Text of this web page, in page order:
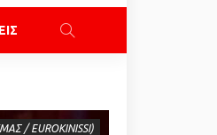
/ EUROKINISSI)